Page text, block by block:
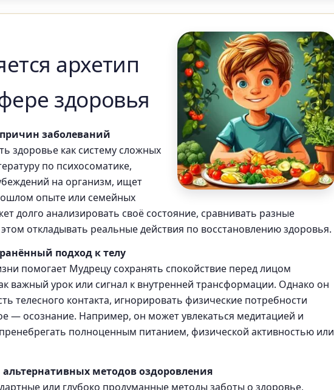
архетип
здоровья
заболеваний
здоровье как систему сложных
по психосоматике,
на организм, ищет
опыте или семейных
долго анализировать своё состояние, сравнивать разные
откладывать реальные действия по восстановлению здоровья.
подход к телу
помогает Мудрецу сохранять спокойствие перед лицом
важный урок или сигнал к внутренней трансформации. Однако он
телесного контакта, игнорировать физические потребности
— осознание. Например, он может увлекаться медитацией и
полноценным питанием, физической активностью или
методов оздоровления
или глубоко продуманные методы заботы о здоровье,